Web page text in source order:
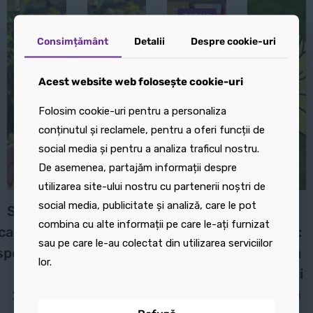
mai
pot
fi
alese
în
pagina
produsului.
Semn de
Trifoi
25,00
Semn de
carte: Trifoi
REDUS
Suport
de carte:
Suport
pahare:
Floarea
soarelui
lei
Consimțământ Detalii Despre cookie-uri
Acest website web folosește cookie-uri
Folosim cookie-uri pentru a personaliza
conținutul și reclamele, pentru a oferi funcții de
social media și pentru a analiza traficul nostru.
De asemenea, partajăm informații despre
utilizarea site-ului nostru cu partenerii noștri de
social media, publicitate și analiză, care le pot
combina cu alte informații pe care le-ați furnizat
sau pe care le-au colectat din utilizarea serviciilor
lor.
Consimțământ Detalii Despre cookie-uri
Acest website web folosește cookie-uri
Folosim cookie-uri pentru a personaliza
conținutul și reclamele, pentru a oferi funcții de
social media și pentru a analiza traficul nostru.
De asemenea, partajăm informații despre
utilizarea site-ului nostru cu partenerii noștri de
social media, publicitate și analiză, care le pot
combina cu alte informații pe care le-ați furnizat
sau pe care le-au colectat din utilizarea serviciilor
lor.